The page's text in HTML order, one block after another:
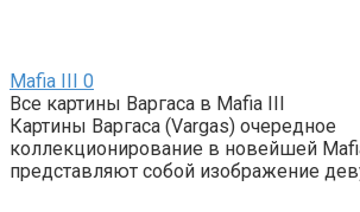
Mafia III 0
Все картины Варгаса в Mafia III
Картины Варгаса (Vargas) очередное
коллекционирование в новейшей
представляют собой изображение